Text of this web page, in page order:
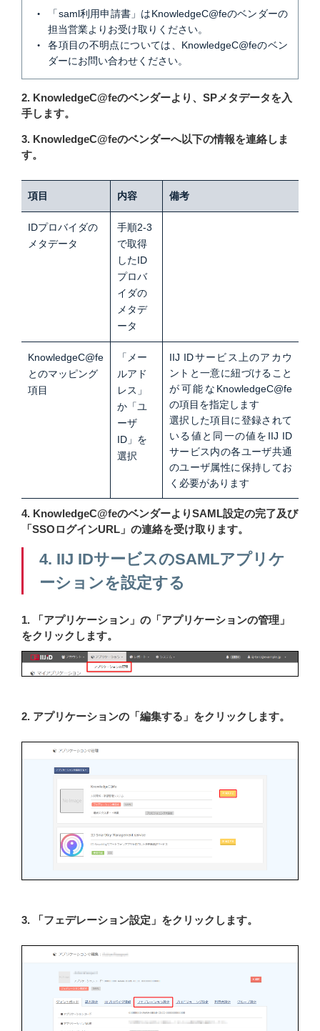
「saml利用申請書」はKnowledgeC@feのベンダーの
担当営業よりお受け取りください。
各項目の不明点については、KnowledgeC@feのベン
ダーにお問い合わせください。
2. KnowledgeC@feのベンダーより、SPメタデータを入
手します。
3. KnowledgeC@feのベンダーへ以下の情報を連絡しま
す。
項目 内容 備考
IDプロバイダの
メタデータ
手順2-3
で取得
したID
プロバ
イダの
メタデ
ータ
KnowledgeC@fe
とのマッピング
項目
「メー
ルアド
レス」
か「ユ
ーザ
ID」を
選択
IIJ IDサービス上のアカウ
ントと一意に紐づけること
が可能なKnowledgeC@fe
の項目を指定します
選択した項目に登録されて
いる値と同一の値をIIJ ID
サービス内の各ユーザ共通
のユーザ属性に保持してお
く必要があります
4. KnowledgeC@feのベンダーよりSAML設定の完了及び
「SSOログインURL」の連絡を受け取ります。
4. IIJ IDサービスのSAMLアプリケ
ーションを設定する
1. 「アプリケーション」の「アプリケーションの管理」
をクリックします。
2. アプリケーションの「編集する」をクリックします。
3. 「フェデレーション設定」をクリックします。